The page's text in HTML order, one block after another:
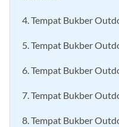
4. Tempat Bukber
5. Tempat Bukber
6. Tempat Bukber
7. Tempat Bukber
8. Tempat Bukber